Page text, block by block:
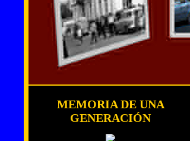
MEMORIA DE UNA
GENERACIÓN